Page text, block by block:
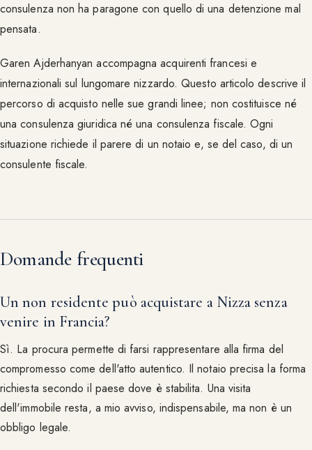
consulenza non ha paragone con quello di una detenzione mal
pensata.
Garen Ajderhanyan accompagna acquirenti francesi e
internazionali sul lungomare nizzardo. Questo articolo descrive il
percorso di acquisto nelle sue grandi linee; non costituisce né
una consulenza giuridica né una consulenza fiscale. Ogni
situazione richiede il parere di un notaio e, se del caso, di un
consulente fiscale.
Domande frequenti
Un non residente può acquistare a Nizza senza
venire in Francia?
Sì. La procura permette di farsi rappresentare alla firma del
compromesso come dell'atto autentico. Il notaio precisa la forma
richiesta secondo il paese dove è stabilita. Una visita
dell'immobile resta, a mio avviso, indispensabile, ma non è un
obbligo legale.